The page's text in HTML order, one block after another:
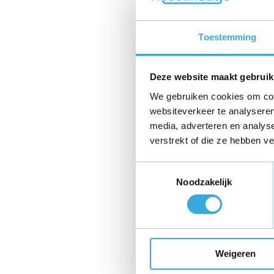
Toestemming
Deze website maakt
We gebruiken cookies om
websiteverkeer te
media, adverteren en
verstrekt of die ze hebben
Noodzakelijk
Weigeren